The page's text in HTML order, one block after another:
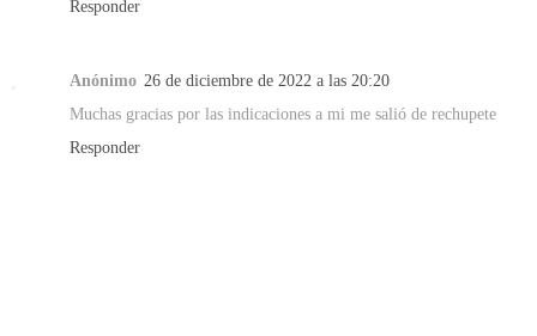
Responder
Anónimo 26 de diciembre de 2022 a las 20:20
Muchas gracias por las indicaciones a mi me salió de rechupete
Responder